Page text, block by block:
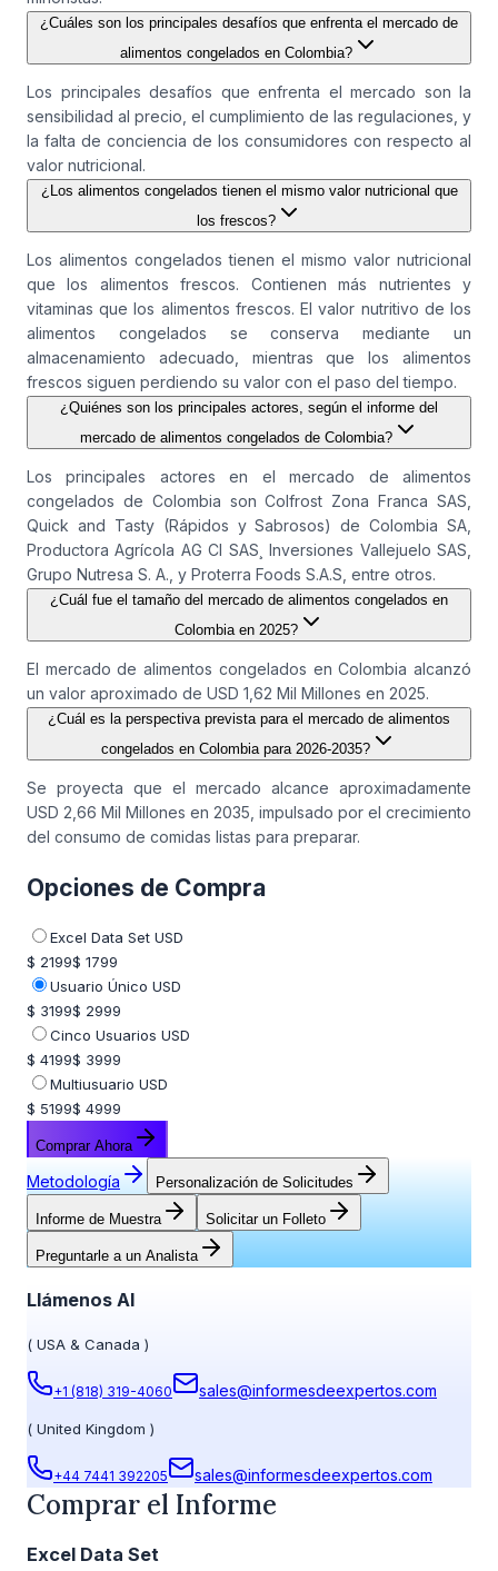
¿Cuáles son los principales desafíos que enfrenta el mercado de
alimentos congelados en Colombia?
Los principales desafíos que enfrenta el mercado son la
sensibilidad al precio, el cumplimiento de las regulaciones, y
la falta de conciencia de los consumidores con respecto al
valor nutricional.
¿Los alimentos congelados tienen el mismo valor nutricional que
los frescos?
Los alimentos congelados tienen el mismo valor nutricional
que los alimentos frescos. Contienen más nutrientes y
vitaminas que los alimentos frescos. El valor nutritivo de los
alimentos congelados se conserva mediante un
almacenamiento adecuado, mientras que los alimentos
frescos siguen perdiendo su valor con el paso del tiempo.
¿Quiénes son los principales actores, según el informe del
mercado de alimentos congelados de Colombia?
Los principales actores en el mercado de alimentos
congelados de Colombia son Colfrost Zona Franca SAS,
Quick and Tasty (Rápidos y Sabrosos) de Colombia SA,
Productora Agrícola AG CI SAS¸ Inversiones Vallejuelo SAS,
Grupo Nutresa S. A., y Proterra Foods S.A.S, entre otros.
¿Cuál fue el tamaño del mercado de alimentos congelados en
Colombia en 2025?
El mercado de alimentos congelados en Colombia alcanzó
un valor aproximado de USD 1,62 Mil Millones en 2025.
¿Cuál es la perspectiva prevista para el mercado de alimentos
congelados en Colombia para 2026-2035?
Se proyecta que el mercado alcance aproximadamente
USD 2,66 Mil Millones en 2035, impulsado por el crecimiento
del consumo de comidas listas para preparar.
Opciones de Compra
Excel Data Set USD
$ 2199$ 1799
Usuario Único USD
$ 3199$ 2999
Cinco Usuarios USD
$ 4199$ 3999
Multiusuario USD
$ 5199$ 4999
Comprar Ahora
Metodología Personalización de Solicitudes
Informe de Muestra Solicitar un Folleto
Preguntarle a un Analista
Llámenos Al
( USA & Canada )
+1 (818) 319-4060 sales@informesdeexpertos.com
( United Kingdom )
+44 7441 392205 sales@informesdeexpertos.com
Comprar el Informe
Excel Data Set